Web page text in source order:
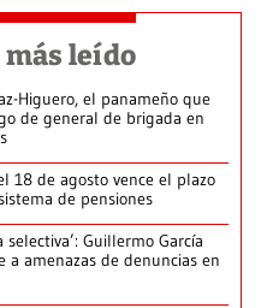
más leído
Higuero, el panameño que
de general de brigada en
18 de agosto vence el plazo
de pensiones
selectiva’: Guillermo García
a amenazas de denuncias en